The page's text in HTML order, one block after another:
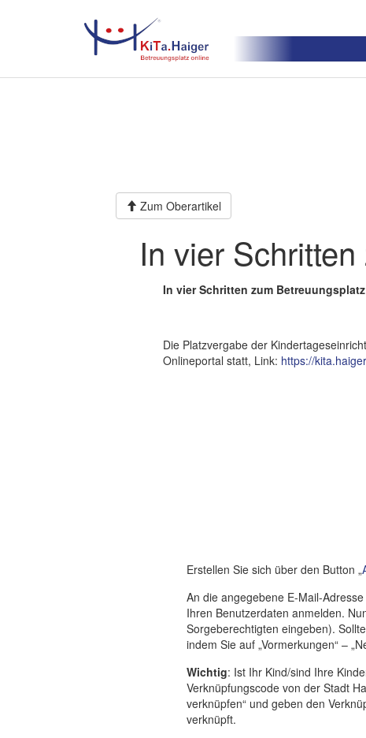
Zum Oberartikel
In vier
In vier Schritten zum Betreuungsplatz
Die Platzvergabe der
Onlineportal statt, Link: https://
Erstellen Sie sich über den Button „
An die angegebene E-Mail-
Ihren Benutzerdaten anmelden.
Sorgeberechtigten eingeben).
indem Sie auf „Vormerkungen“ –
Wichtig: Ist Ihr Kind/sind Ihre
Verknüpfungscode von der Stadt
verknüpfen“ und geben den
verknüpft.